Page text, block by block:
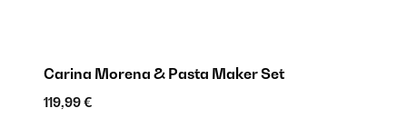
Carina Morena & Pasta Maker Set
119,99 €